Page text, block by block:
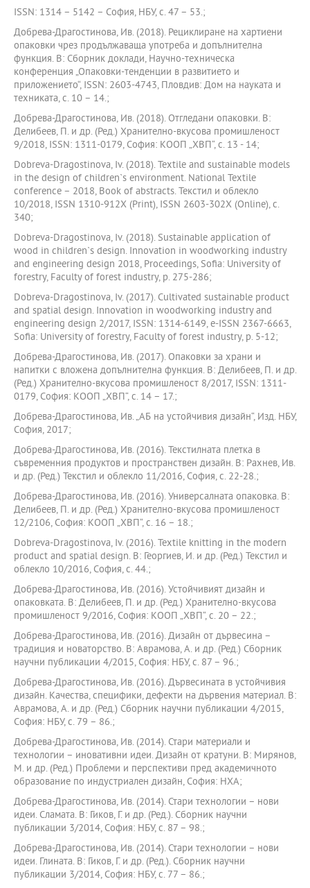
ISSN: 1314 – 5142 – София, НБУ, с. 47 – 53.;
Добрева-Драгостинова, Ив. (2018). Рециклиране на хартиени
опаковки чрез продължаваща употреба и допълнителна
функция. В: Сборник доклади, Научно-техническа
конференция „Опаковки-тенденции в развитието и
приложението“, ISSN: 2603-4743, Пловдив: Дом на науката и
техниката, с. 10 – 14.;
Добрева-Драгостинова, Ив. (2018). Отгледани опаковки. В:
Делибеев, П. и др. (Ред.) Хранително-вкусова промишленост
9/2018, ISSN: 1311-0179, София: КООП „ХВП“, с. 13 - 14;
Dobreva-Dragostinova, Iv. (2018). Textile and sustainable models
in the design of children`s environment. National Textile
conference – 2018, Book of abstracts. Текстил и облекло
10/2018, ISSN 1310-912X (Print), ISSN 2603-302X (Online), с.
340;
Dobreva-Dragostinova, Iv. (2018). Sustainable application of
wood in children`s design. Innovation in woodworking industry
and engineering design 2018, Proceedings, Sofia: University of
forestry, Faculty of forest industry, p. 275-286;
Dobreva-Dragostinova, Iv. (2017). Cultivated sustainable product
and spatial design. Innovation in woodworking industry and
engineering design 2/2017, ISSN: 1314-6149, e-ISSN 2367-6663,
Sofia: University of forestry, Faculty of forest industry, p. 5-12;
Добрева-Драгостинова, Ив. (2017). Опаковки за храни и
напитки с вложена допълнителна функция. В: Делибеев, П. и др.
(Ред.) Хранително-вкусова промишленост 8/2017, ISSN: 1311-
0179, София: КООП „ХВП“, с. 14 – 17.;
Добрева-Драгостинова, Ив. „АБ на устойчивия дизайн“, Изд. НБУ,
София, 2017;
Добрева-Драгостинова, Ив. (2016). Текстилната плетка в
съвременния продуктов и пространствен дизайн. В: Рахнев, Ив.
и др. (Ред.) Текстил и облекло 11/2016, София, с. 22-28.;
Добрева-Драгостинова, Ив. (2016). Универсалната опаковка. В:
Делибеев, П. и др. (Ред.) Хранително-вкусова промишленост
12/2106, София: КООП „ХВП“, с. 16 – 18.;
Dobreva-Dragostinova, Iv. (2016). Textile knitting in the modern
product and spatial design. В: Георгиев, И. и др. (Ред.) Текстил и
облекло 10/2016, София, с. 44.;
Добрева-Драгостинова, Ив. (2016). Устойчивият дизайн и
опаковката. В: Делибеев, П. и др. (Ред.) Хранително-вкусова
промишленост 9/2016, София: КООП „ХВП“, с. 20 – 22.;
Добрева-Драгостинова, Ив. (2016). Дизайн от дървесина –
традиция и новаторство. В: Аврамова, А. и др. (Ред.) Сборник
научни публикации 4/2015, София: НБУ, с. 87 – 96.;
Добрева-Драгостинова, Ив. (2016). Дървесината в устойчивия
дизайн. Качества, специфики, дефекти на дървения материал. В:
Аврамова, А. и др. (Ред.) Сборник научни публикации 4/2015,
София: НБУ, с. 79 – 86.;
Добрева-Драгостинова, Ив. (2014). Стари материали и
технологии – иновативни идеи. Дизайн от кратуни. В: Мирянов,
М. и др. (Ред.) Проблеми и перспективи пред академичното
образование по индустриален дизайн, София: НХА;
Добрева-Драгостинова, Ив. (2014). Стари технологии – нови
идеи. Сламата. В: Гиков, Г. и др. (Ред.). Сборник научни
публикации 3/2014, София: НБУ, с. 87 – 98.;
Добрева-Драгостинова, Ив. (2014). Стари технологии – нови
идеи. Глината. В: Гиков, Г. и др. (Ред.). Сборник научни
публикации 3/2014, София: НБУ, с. 77 – 86.;